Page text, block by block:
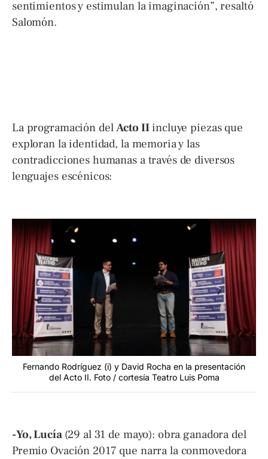
sentimientos y estimulan la imaginación”, resaltó
Salomón.
La programación delActo IIincluye piezas que
exploran la identidad, la memoria y las
contradicciones humanas a través de diversos
lenguajes escénicos:
Fernando Rodríguez (i) y David Rocha en la presentación
del Acto II. Foto / cortesía Teatro Luis Poma
-Yo, Lucía (29 al 31 de mayo): obra ganadora del
Premio Ovación 2017 que narra la conmovedora